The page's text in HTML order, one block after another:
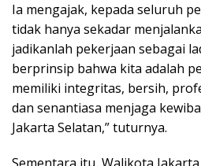
Ia mengajak, kepada seluruh
tidak hanya sekadar
jadikanlah pekerjaan sebagai
berprinsip bahwa kita adalah
memiliki integritas, bersih,
dan senantiasa menjaga
Jakarta Selatan,” tuturnya.